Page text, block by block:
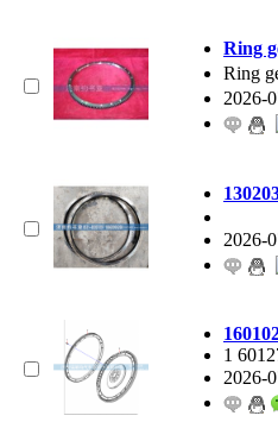
Ring
Ring
2026-
2026-
1
2026-